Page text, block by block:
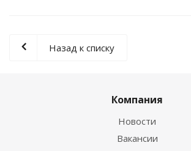
Назад к списку
Компания
Новости
Вакансии